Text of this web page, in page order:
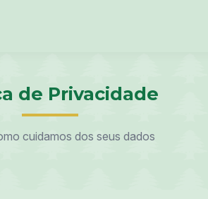
de Privacidade
cuidamos dos seus dados